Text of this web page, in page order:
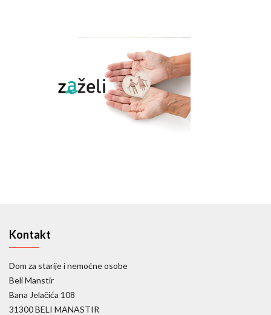
Kontakt
Dom za starije i nemoćne osobe
Beli Manstir
Bana Jelačića 108
31300 BELI MANASTIR